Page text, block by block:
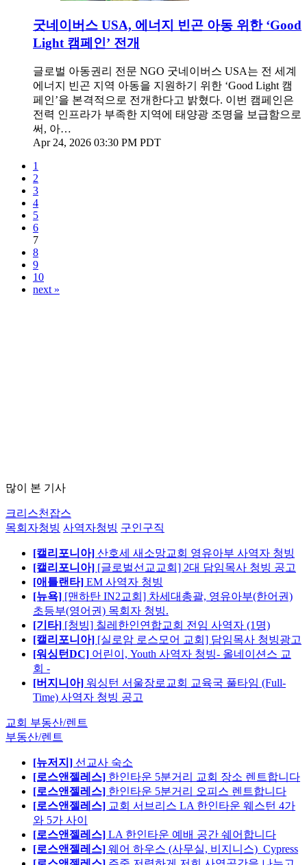
굿네이버스 USA, 에너지 빈곤 아동 위한 ‘Good
Light 캠페인’ 전개
글로벌 아동권리 전문 NGO 굿네이버스 USA는 전 세계
에너지 빈곤 지역 아동을 지원하기 위한 ‘Good Light 캠
페인’을 본격적으로 전개한다고 밝혔다. 이번 캠페인은
전력 인프라가 부족한 지역에 태양광 조명을 보급함으로
써, 아…
Apr 24, 2026 03:30 PM PDT
1
2
3
4
5
6
7
8
9
10
next »
많이 본 기사
크리스천잡스
목회자청빙 사역자청빙 구인구직
[캘리포니아] 산호세 새소망교회 영유아부 사역자 청빙
[캘리포니아] [글로벌선교교회] 2대 담임목사 청빙 공고
[애틀랜타] EM 사역자 청빙
[뉴욕] [맨하탄 IN2교회] 차세대총괄, 영유아부(한어권)
초등부(영어권) 목회자 청빙.
[기타] [청빙] 칠레한인연합교회 전임 사역자 (1명)
[캘리포니아] [실로암 로스모어 교회] 담임목사 청빙광고
[워싱턴DC] 어린이, Youth 사역자 청빙- 올네이션스 교
회 -
[버지니아] 워싱턴 서울장로교회 교육국 풀타임 (Full-
Time) 사역자 청빙 공고
교회 부동산/렌트
부동산/렌트
[뉴저지] 선교사 숙소
[로스앤젤레스] 한인타운 5분거리 교회 장소 렌트합니다
[로스앤젤레스] 한인타운 5분거리 오피스 렌트합니다
[로스앤젤레스] 교회 서브리스 LA 한인타운 웨스턴 4가
와 5가 사이
[로스앤젤레스] LA 한인타운 예배 공간 쉐어합니다
[로스앤젤레스] 웨어 하우스 (사무실, 비지니스)_Cypress